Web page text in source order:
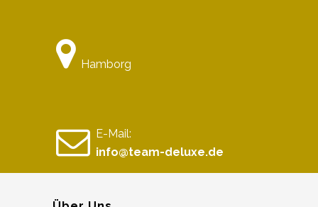
Hamborg
E-Mail:
info@team-deluxe.de